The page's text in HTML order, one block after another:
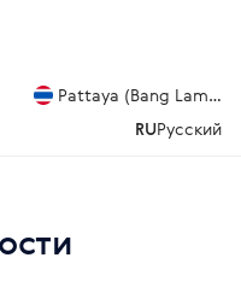
Pattaya (Bang
RUРусский